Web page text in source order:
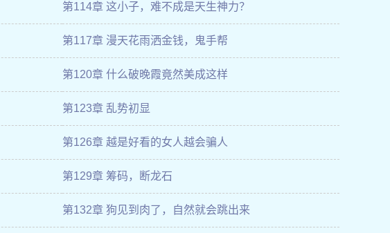
第114章 这小子，难不成是天生神力？
第117章 漫天花雨洒金钱，鬼手帮
第120章 什么破晚霞竟然美成这样
第123章 乱势初显
第126章 越是好看的女人越会骗人
第129章 筹码，断龙石
第132章 狗见到肉了，自然就会跳出来